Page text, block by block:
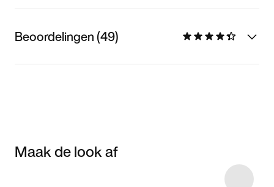
Beoordelingen (49)
Maak de look af